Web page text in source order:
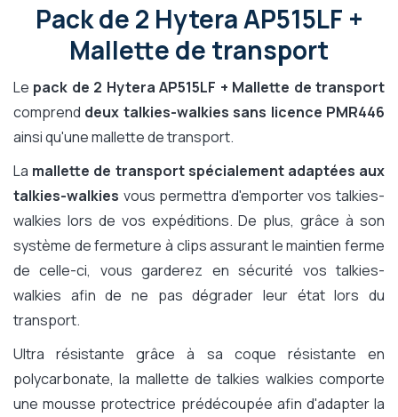
Pack de 2 Hytera AP515LF +
Mallette de transport
Le pack de 2 Hytera AP515LF + Mallette de transport
comprend deux talkies-walkies sans licence PMR446
ainsi qu'une mallette de transport.
La mallette de transport spécialement adaptées aux
talkies-walkies vous permettra d'emporter vos talkies-
walkies lors de vos expéditions. De plus, grâce à son
système de fermeture à clips assurant le maintien ferme
de celle-ci, vous garderez en sécurité vos talkies-
walkies afin de ne pas dégrader leur état lors du
transport.
Ultra résistante grâce à sa coque résistante en
polycarbonate, la mallette de talkies walkies comporte
une mousse protectrice prédécoupée afin d'adapter la